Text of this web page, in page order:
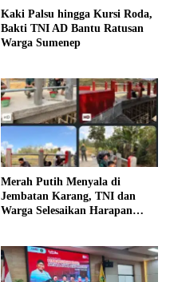
Kaki Palsu hingga Kursi Roda,
Bakti TNI AD Bantu Ratusan
Warga Sumenep
Merah Putih Menyala di
Jembatan Karang, TNI dan
Warga Selesaikan Harapan